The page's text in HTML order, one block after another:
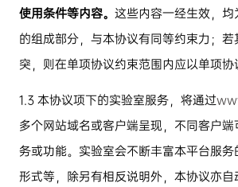
使用条件等内容。这些内容一经生效，
的组成部分，与本协议有同等约束力；
突，则在单项协议约束范围内应以单项协
1.3本协议项下的实验室服务，将通过
多个网站域名或客户端呈现，不同客户
务或功能。实验室会不断丰富本平台服
形式等，除另有相反说明外，本协议亦自